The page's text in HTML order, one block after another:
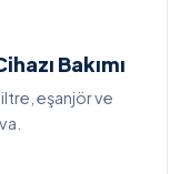
Bakımı
eşanjör ve